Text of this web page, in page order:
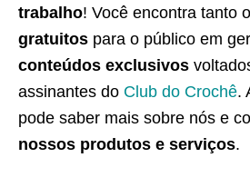
trabalho! Você encontra tanto
gratuitos para o público em
conteúdos exclusivos
assinantes do Club do Crochê.
pode saber mais sobre nós e
nossos produtos e serviços.